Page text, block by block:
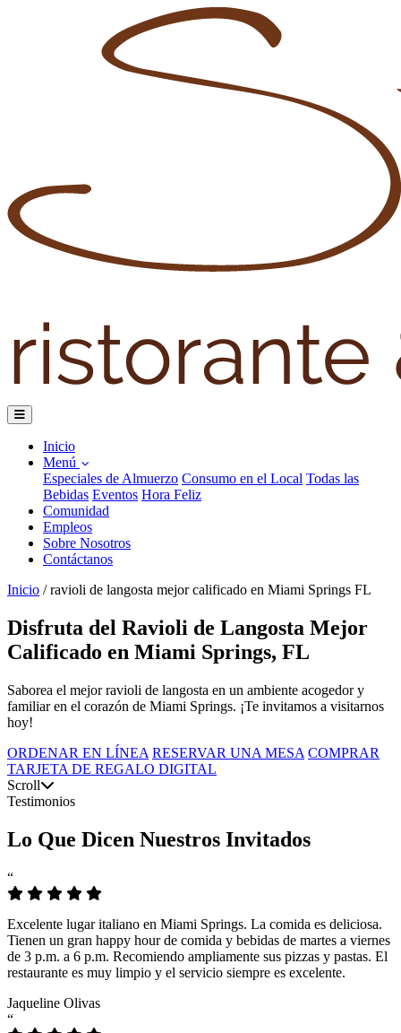
Inicio
Menú
Especiales de Almuerzo Consumo en el Local Todas las
Bebidas Eventos Hora Feliz
Comunidad
Empleos
Sobre Nosotros
Contáctanos
Inicio / ravioli de langosta mejor calificado en Miami Springs FL
Disfruta del Ravioli de Langosta Mejor
Calificado en Miami Springs, FL
Saborea el mejor ravioli de langosta en un ambiente acogedor y
familiar en el corazón de Miami Springs. ¡Te invitamos a visitarnos
hoy!
ORDENAR EN LÍNEA RESERVAR UNA MESA COMPRAR
TARJETA DE REGALO DIGITAL
Scroll
Testimonios
Lo Que Dicen Nuestros Invitados
“
Excelente lugar italiano en Miami Springs. La comida es deliciosa.
Tienen un gran happy hour de comida y bebidas de martes a viernes
de 3 p.m. a 6 p.m. Recomiendo ampliamente sus pizzas y pastas. El
restaurante es muy limpio y el servicio siempre es excelente.
Jaqueline Olivas
“